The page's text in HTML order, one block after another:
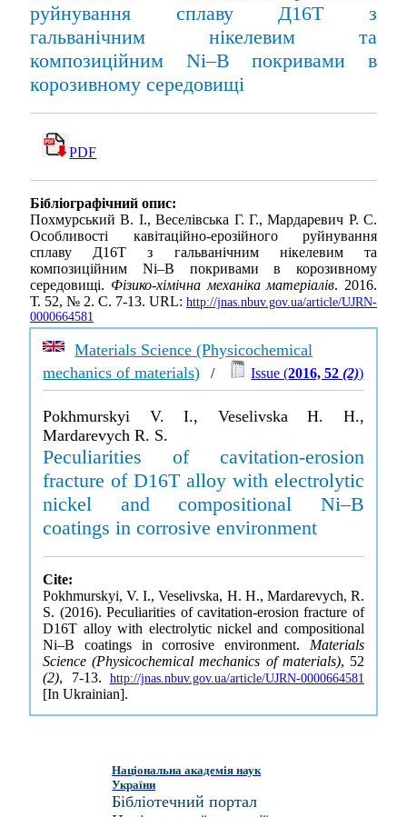
руйнування сплаву Д16Т з
гальванічним нікелевим та
композиційним Ni–B покривами в
корозивному середовищі
PDF
Бібліографічний опис:
Похмурський В. І., Веселівська Г. Г., Мардаревич Р. С.
Особливості кавітаційно-ерозійного руйнування
сплаву Д16Т з гальванічним нікелевим та
композиційним Ni–B покривами в корозивному
середовищі. Фізико-хімічна механіка матеріалів. 2016.
Т. 52, № 2. С. 7-13. URL: http://jnas.nbuv.gov.ua/article/UJRN-
0000664581
Materials Science (Physicochemical
mechanics of materials) / Issue (2016, 52(2))
Pokhmurskyi V. I., Veselivska H. H.,
Mardarevych R. S.
Peculiarities of cavitation-erosion
fracture of D16T alloy with electrolytic
nickel and compositional Ni–B
coatings in corrosive environment
Cite:
Pokhmurskyi, V. I., Veselivska, H. H., Mardarevych, R.
S. (2016). Peculiarities of cavitation-erosion fracture of
D16T alloy with electrolytic nickel and compositional
Ni–B coatings in corrosive environment. Materials
Science (Physicochemical mechanics of materials), 52
(2), 7-13. http://jnas.nbuv.gov.ua/article/UJRN-0000664581
[In Ukrainian].
Національна академія наук
України
Бібліотечний портал